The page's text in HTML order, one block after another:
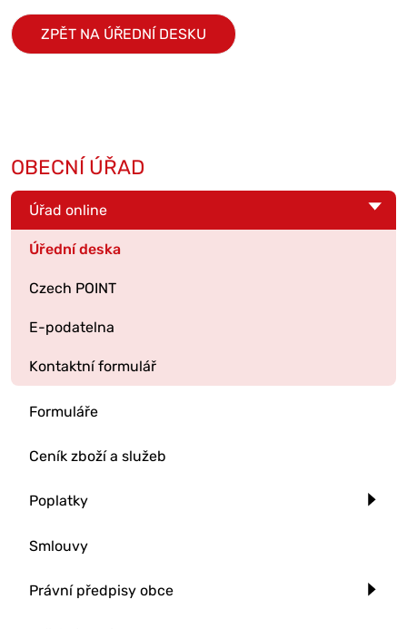
ZPĚT NA ÚŘEDNÍ DESKU
OBECNÍ ÚŘAD
Úřad online
Úřední deska
Czech POINT
E-podatelna
Kontaktní formulář
Formuláře
Ceník zboží a služeb
Poplatky
Smlouvy
Právní předpisy obce